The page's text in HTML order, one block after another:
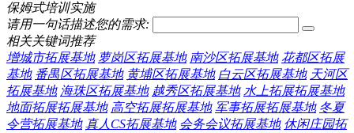
保姆式培训实施
请用一句话描述您的需求:
相关关键词推荐
增城市拓展基地 萝岗区拓展基地 南沙区拓展基地 花都区拓展
基地 番禺区拓展基地 黄埔区拓展基地 白云区拓展基地 天河区
拓展基地 海珠区拓展基地 越秀区拓展基地 水上拓展拓展基地
地面拓展拓展基地 高空拓展拓展基地 军事拓展拓展基地 冬夏
令营拓展基地 真人CS拓展基地 会务会议拓展基地 休闲庄园拓